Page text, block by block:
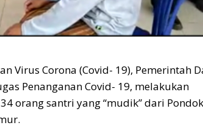
Virus Corona (Covid- 19), Pemerintah
Penanganan Covid- 19, melakukan
orang santri yang “mudik” dari Pondok